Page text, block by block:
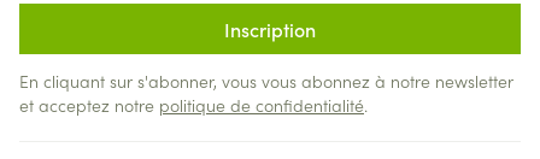
Inscription
En cliquant sur s'abonner, vous vous abonnez à notre newsletter
et acceptez notre politique de confidentialité.